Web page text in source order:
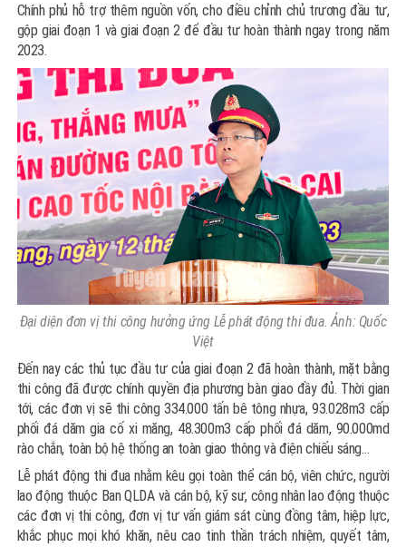
Chính phủ hỗ trợ thêm nguồn vốn, cho điều chỉnh chủ trương đầu tư,
gộp giai đoạn 1 và giai đoạn 2 để đầu tư hoàn thành ngay trong năm
2023.
Đại diện đơn vị thi công hưởng ứng Lễ phát động thi đua. Ảnh: Quốc
Việt
Đến nay các thủ tục đầu tư của giai đoạn 2 đã hoàn thành, mặt bằng
thi công đã được chính quyền địa phương bàn giao đầy đủ. Thời gian
tới, các đơn vị sẽ thi công 334.000 tấn bê tông nhựa, 93.028m3 cấp
phối đá dăm gia cố xi măng, 48.300m3 cấp phối đá dăm, 90.000md
rào chắn, toàn bộ hệ thống an toàn giao thông và điện chiếu sáng…
Lễ phát động thi đua nhằm kêu gọi toàn thể cán bộ, viên chức, người
lao động thuộc Ban QLDA và cán bộ, kỹ sư, công nhân lao động thuộc
các đơn vị thi công, đơn vị tư vấn giám sát cùng đồng tâm, hiệp lực,
khắc phục mọi khó khăn, nêu cao tinh thần trách nhiệm, quyết tâm,